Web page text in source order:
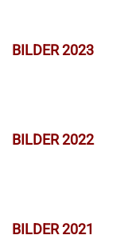
BILDER 2023
BILDER 2022
BILDER 2021